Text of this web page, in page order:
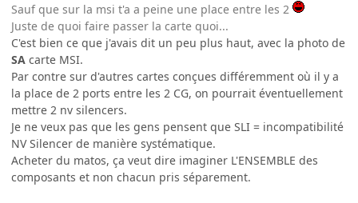
Sauf que sur la msi t'a a peine une place entre les 2
Juste de quoi faire passer la carte quoi...
C'est bien ce que j'avais dit un peu plus haut, avec la photo de
SA carte MSI.
Par contre sur d'autres cartes conçues différemment où il y a
la place de 2 ports entre les 2 CG, on pourrait éventuellement
mettre 2 nv silencers.
Je ne veux pas que les gens pensent que SLI = incompatibilité
NV Silencer de manière systématique.
Acheter du matos, ça veut dire imaginer L'ENSEMBLE des
composants et non chacun pris séparement.